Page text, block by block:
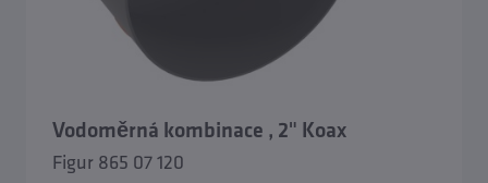
Vodoměrná kombinace , 2" Koax
Figur 865 07 120